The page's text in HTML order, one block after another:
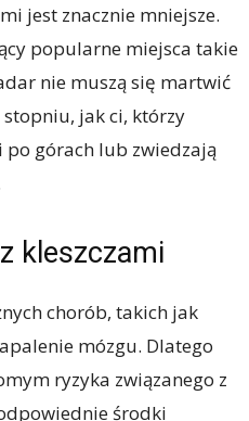
jest znacznie mniejsze.
popularne miejsca takie
nie muszą się martwić
jak ci, którzy
górach lub zwiedzają
kleszczami
chorób, takich jak
mózgu. Dlatego
ryzyka związanego z
środki